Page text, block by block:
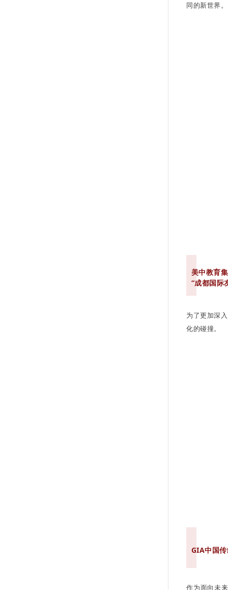
同的新世界。
美中教育
“成都国际
为了更加深
化的碰撞。
GIA中国
作为面向未